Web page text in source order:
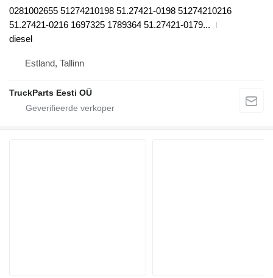
0281002655 51274210198 51.27421-0198 51274210216
51.27421-0216 1697325 1789364 51.27421-0179...
diesel
Estland, Tallinn
TruckParts Eesti OÜ